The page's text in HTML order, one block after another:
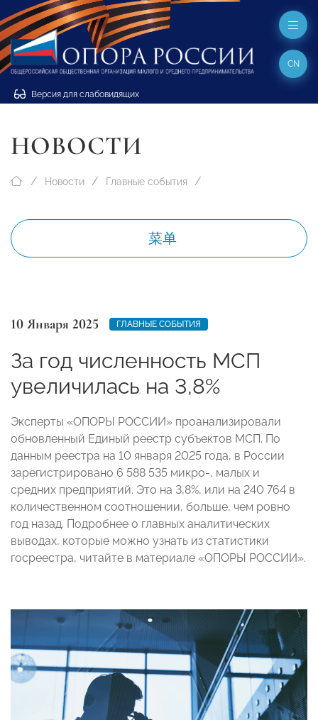
Версия для слабовидящих
CN
НОВОСТИ
Новости Главные события
菜单
10 Января 2025 ГЛАВНЫЕ СОБЫТИЯ
За год численность МСП
увеличилась на 3,8%
Эксперты «ОПОРЫ РОССИИ» проанализировали
обновленный Единый реестр субъектов МСП. По
данным реестра на 10 января 2025 года, в России
зарегистрировано 6 588 535 микро-, малых и
средних предприятий. Это на 3,8%, или на 240 764 в
количественном соотношении, больше, чем ровно
год назад. Подробнее о главных аналитических
выводах, которые можно узнать из статистики
госреестра, читайте в материале «ОПОРЫ РОССИИ».